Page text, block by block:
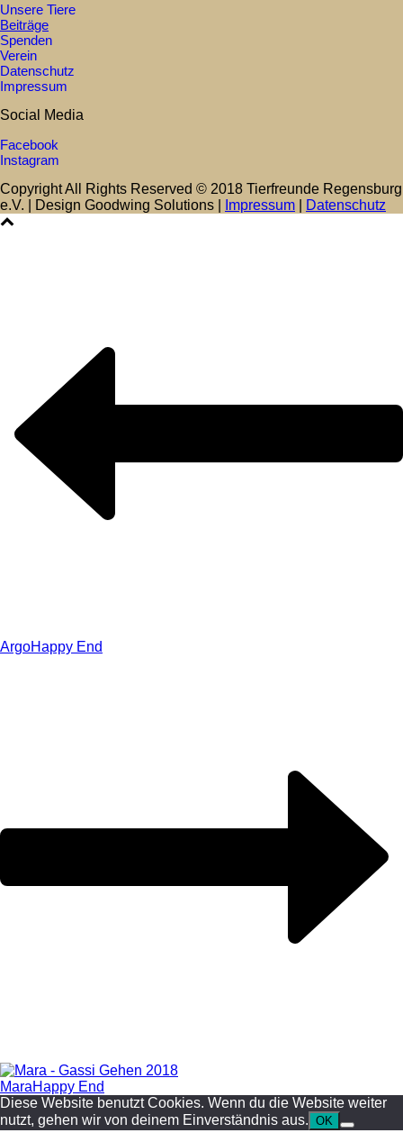
Unsere Tiere
Beiträge
Spenden
Verein
Datenschutz
Impressum
Social Media
Facebook
Instagram
Copyright All Rights Reserved © 2018 Tierfreunde Regensburg
e.V. | Design Goodwing Solutions |
Impressum Datenschutz
ArgoHappy End
MaraHappy End
Diese Website benutzt Cookies. Wenn du die Website weiter
nutzt, gehen wir von deinem Einverständnis aus. OK